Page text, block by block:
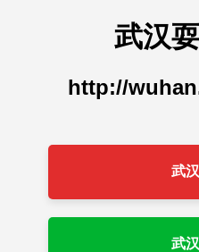
武汉
http://
武
武